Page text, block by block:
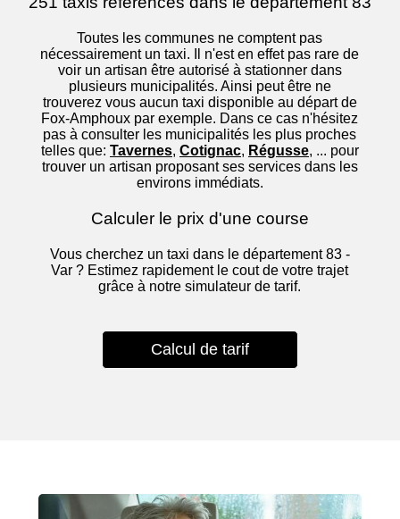
Toutes les communes ne comptent pas
nécessairement un taxi. Il n'est en effet pas rare de
voir un artisan être autorisé à stationner dans
plusieurs municipalités. Ainsi peut être ne
trouverez vous aucun taxi disponible au départ de
Fox-Amphoux par exemple. Dans ce cas n'hésitez
pas à consulter les municipalités les plus proches
telles que: Tavernes, Cotignac, Régusse, ... pour
trouver un artisan proposant ses services dans les
environs immédiats.
Calculer le prix d'une course
Vous cherchez un taxi dans le département 83 -
Var ? Estimez rapidement le cout de votre trajet
grâce à notre simulateur de tarif.
Calcul de tarif